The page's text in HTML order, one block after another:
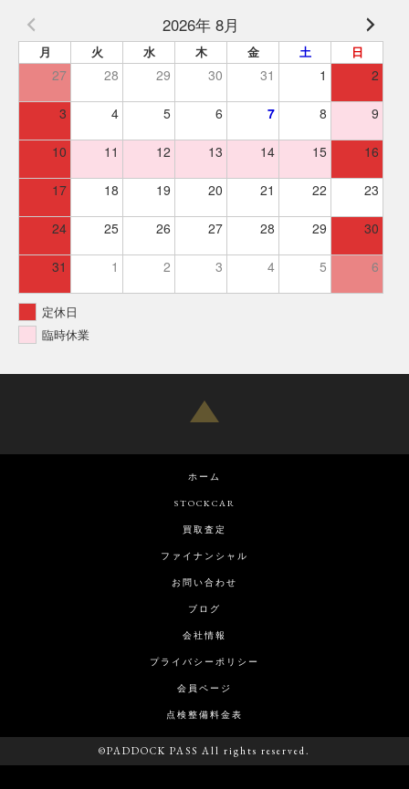
2026年 8月
月 火 水 木 金 土 日
27 28 29 30 31 1 2
3 4 5 6 7 8 9
10 11 12 13 14 15 16
17 18 19 20 21 22 23
24 25 26 27 28 29 30
31 1 2 3 4 5 6
定休日
臨時休業
ホーム
STOCKCAR
買取査定
ファイナンシャル
お問い合わせ
ブログ
会社情報
プライバシーポリシー
会員ページ
点検整備料金表
©PADDOCK PASS All rights reserved.